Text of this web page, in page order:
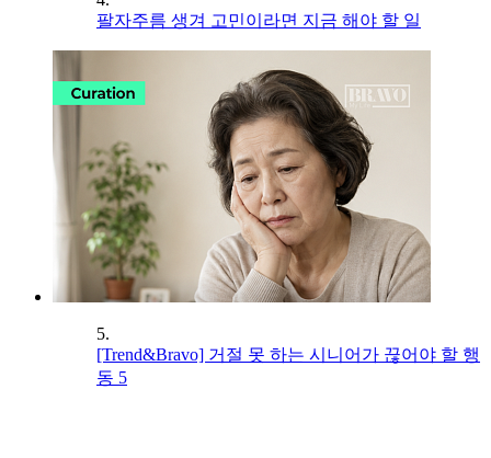
팔자주름 생겨 고민이라면 지금 해야 할 일
5.
[Trend&Bravo] 거절 못 하는 시니어가 끊어야 할 행
동 5